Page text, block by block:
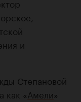
и
Степановой
как «Амели»